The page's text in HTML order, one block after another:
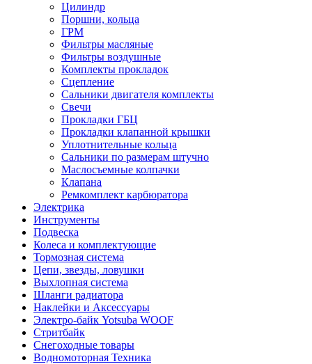
Цилиндр
Поршни, кольца
ГРМ
Фильтры масляные
Фильтры воздушные
Комплекты прокладок
Сцепление
Сальники двигателя комплекты
Свечи
Прокладки ГБЦ
Прокладки клапанной крышки
Уплотнительные кольца
Сальники по размерам штучно
Маслосъемные колпачки
Клапана
Ремкомплект карбюратора
Электрика
Инструменты
Подвеска
Колеса и комплектующие
Тормозная система
Цепи, звезды, ловушки
Выхлопная система
Шланги радиатора
Наклейки и Аксессуары
Электро-байк Yotsuba WOOF
Стритбайк
Снегоходные товары
Водномоторная Техника